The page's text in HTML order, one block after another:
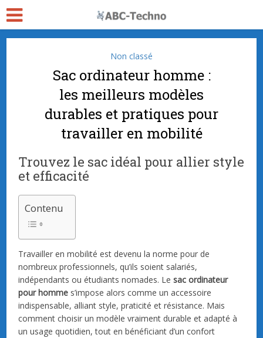
Non classé
Sac ordinateur homme :
les meilleurs modèles
durables et pratiques pour
travailler en mobilité
Trouvez le sac idéal pour allier style
et efficacité
Contenu
Travailler en mobilité est devenu la norme pour de
nombreux professionnels, qu’ils soient salariés,
indépendants ou étudiants nomades. Lesac ordinateur
pour homme s’impose alors comme un accessoire
indispensable, alliant style, praticité et résistance. Mais
comment choisir un modèle vraiment durable et adapté à
un usage quotidien, tout en bénéficiant d’un confort